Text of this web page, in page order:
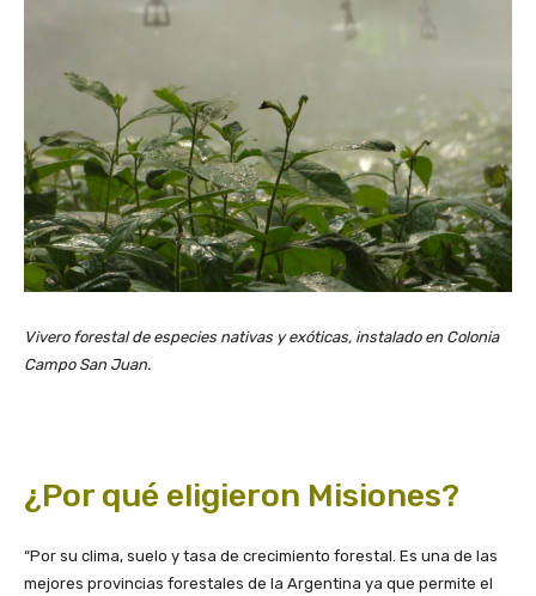
Vivero forestal de especies nativas y exóticas, instalado en Colonia
Campo San Juan.
¿Por qué eligieron Misiones?
“Por su clima, suelo y tasa de crecimiento forestal. Es una de las
mejores provincias forestales de la Argentina ya que permite el